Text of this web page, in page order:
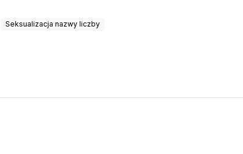
Seksualizacja nazwy liczby